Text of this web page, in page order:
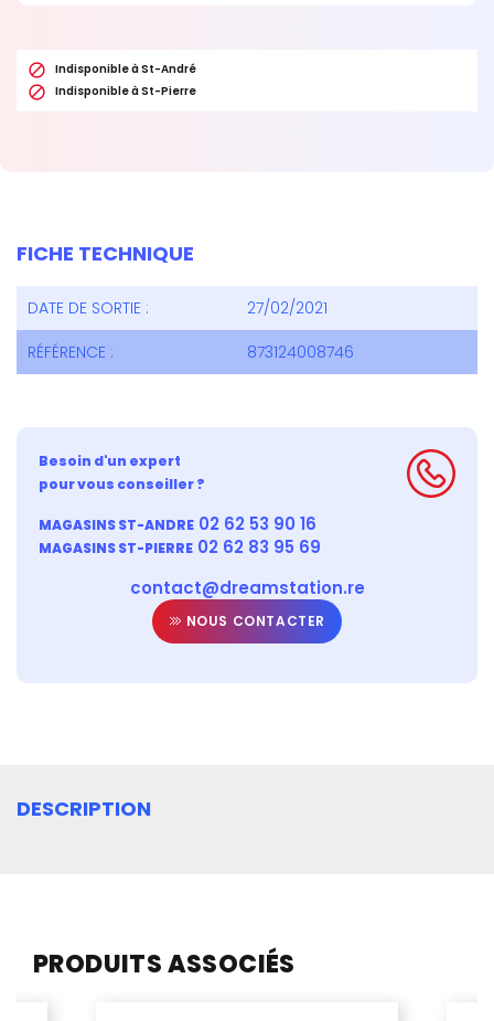
 Indisponible à St-André
 Indisponible à St-Pierre
FICHE TECHNIQUE
DATE DE SORTIE :
27/02/2021
RÉFÉRENCE :
873124008746
Besoin d'un expert
pour vous conseiller ?
MAGASINS ST-ANDRE 02 62 53 90 16
MAGASINS ST-PIERRE 02 62 83 95 69
contact@dreamstation.re
NOUS CONTACTER
DESCRIPTION
PRODUITS ASSOCIÉS